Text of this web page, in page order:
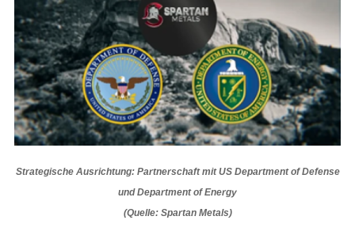
Strategische Ausrichtung: Partnerschaft mit US Department of Defense
und Department of Energy
(Quelle: Spartan Metals)